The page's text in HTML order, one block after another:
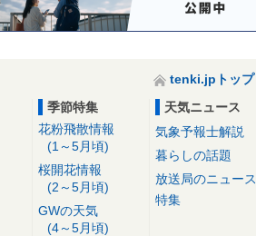
tenki.jpトップ
季節特集
花粉飛散情報
(1～5月頃)
桜開花情報
(2～5月頃)
GWの天気
(4～5月頃)
天気ニュース
気象予報士解説
暮らしの話題
放送局のニュース
特集